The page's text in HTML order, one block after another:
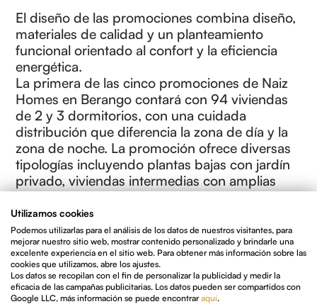
El diseño de las promociones combina diseño,
materiales de calidad y un planteamiento
funcional orientado al confort y la eficiencia
energética.
La primera de las cinco promociones de Naiz
Homes en Berango contará con 94 viviendas
de 2 y 3 dormitorios, con una cuidada
distribución que diferencia la zona de día y la
zona de noche. La promoción ofrece diversas
tipologías incluyendo plantas bajas con jardín
privado, viviendas intermedias con amplias
terrazas y áticos con espacios exteriores
privilegiados que permiten disfrutar de la luz,
la amplitud y la conexión con el entorno.
Todas las viviendas destacan por su cuidada
distribución, que maximiza la entrada de
luz natural y crea espacios cálidos, abiertos y
adaptables a las nuevas formas de vida.
Utilizamos cookies
Podemos utilizarlas para el análisis de los datos de nuestros visitantes, para
mejorar nuestro sitio web, mostrar contenido personalizado y brindarle una
excelente experiencia en el sitio web. Para obtener más información sobre las
cookies que utilizamos, abre los ajustes.
Los datos se recopilan con el fin de personalizar la publicidad y medir la
eficacia de las campañas publicitarias. Los datos pueden ser compartidos con
Google LLC, más información se puede encontraraquí.